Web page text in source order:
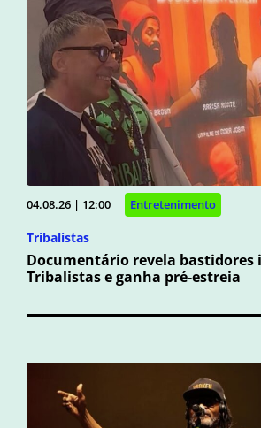
04.08.26 | 12:00 Entretenimento
Tribalistas
Documentário revela bastidores
Tribalistas e ganha pré-estreia